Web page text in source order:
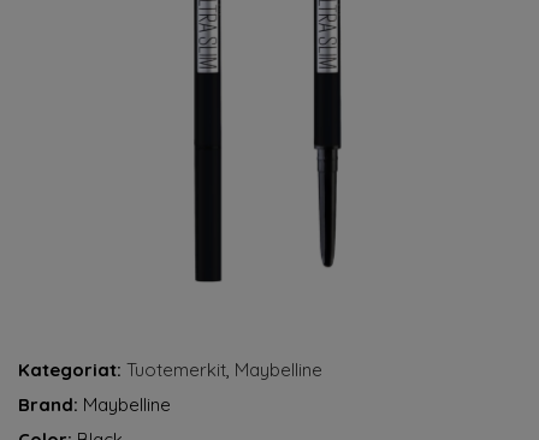
Kategoriat: Tuotemerkit Maybelline
Brand: Maybelline